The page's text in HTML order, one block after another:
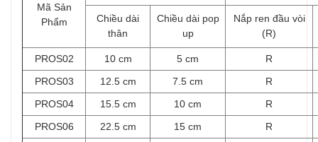
Mã Sản
Phẩm
Chiều dài
thân
Chiều dài pop
up
Nắp ren đầu vòi
(R)
PROS02 10 cm 5 cm
R
PROS03
12.5 cm 7.5 cm
R
PROS04
15.5 cm 10 cm
R
PROS06
22.5 cm 15 cm
R